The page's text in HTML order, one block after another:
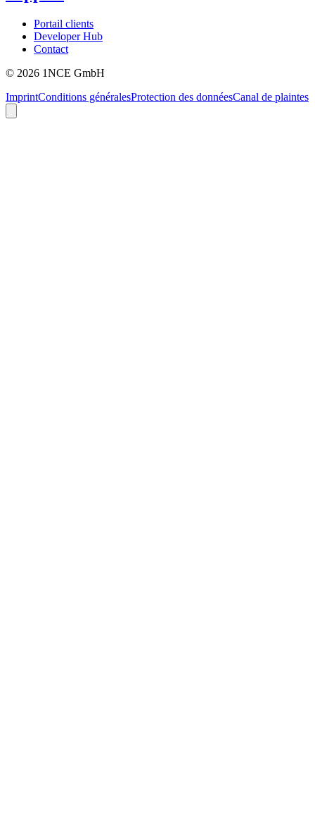
Portail clients
Developer Hub
Contact
© 2026 1NCE GmbH
ImprintConditions généralesProtection des donnéesCanal de plaintes